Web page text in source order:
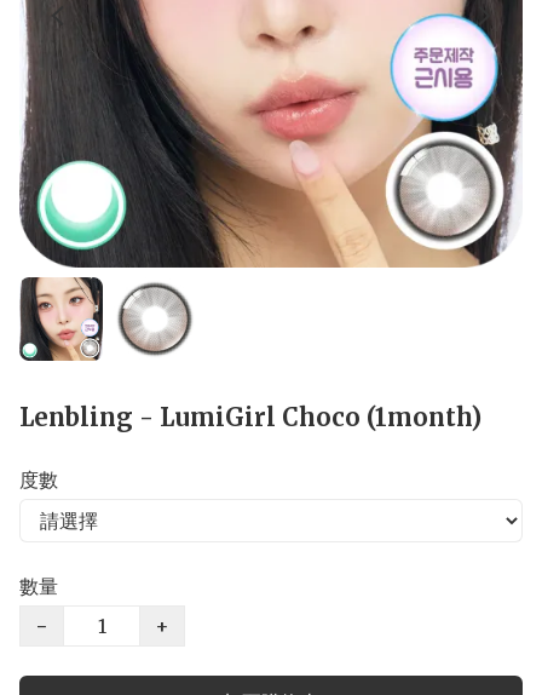
Lenbling - LumiGirl Choco (1month)
度數
數量
−
+